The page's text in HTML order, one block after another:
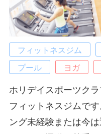
フィットネスジム
プール
ヨガ
ホリデイスポーツク
フィットネスジムで
ング未経験または今